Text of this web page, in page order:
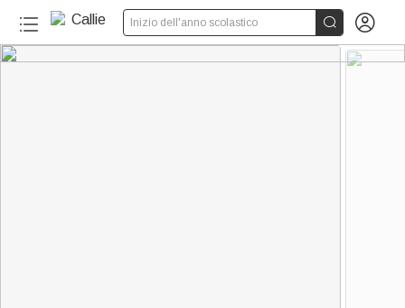
Inizio dell'anno scolastico  